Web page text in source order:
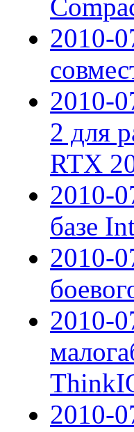
2010-
2010-
2 для
RTX
2010-
базе
2010-
2010-
2010-